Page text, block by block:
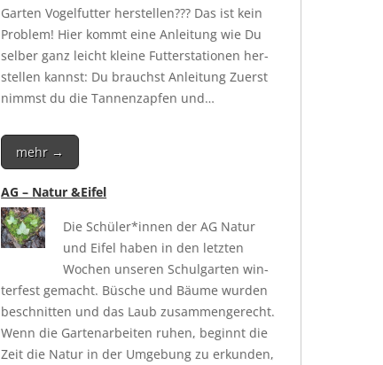
Gar­ten Vogel­fut­ter her­stel­len??? Das ist kein
Pro­blem! Hier kommt eine Anlei­tung wie Du
sel­ber ganz leicht klei­ne Fut­ter­sta­tio­nen her­
stel­len kannst: Du brauchst Anlei­tung Zuerst
nimmst du die Tan­nen­zap­fen und…
mehr →
AG – Natur &Eifel
Die Schüler*innen der AG Natur
und Eifel haben in den letz­ten
Wochen unse­ren Schul­gar­ten win­
ter­fest gemacht. Büsche und Bäu­me wur­den
beschnit­ten und das Laub zusam­men­ge­recht.
Wenn die Gar­ten­ar­bei­ten ruhen, beginnt die
Zeit die Natur in der Umge­bung zu erkun­den,